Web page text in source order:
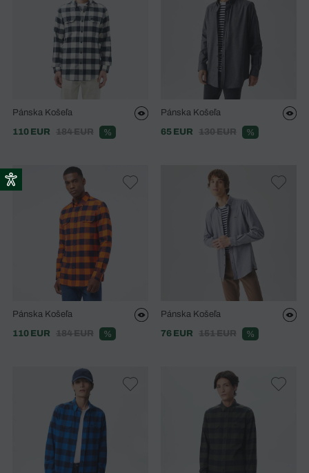
Pánska Košeľa
110 EUR
184 EUR %
Pánska Košeľa
65 EUR
130 EUR %
Pánska Košeľa
110 EUR
184 EUR %
Pánska Košeľa
76 EUR
151 EUR %